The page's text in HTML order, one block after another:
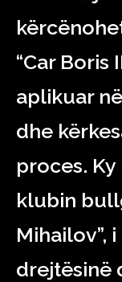
“Car Boris
aplikuar
dhe
proces.
klubin
Mihailov”,
drejtësinë